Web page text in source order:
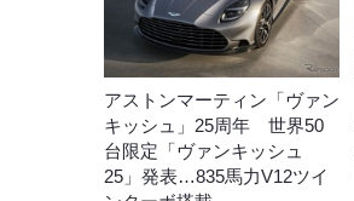
アストンマーティン「ヴァン
キッシュ」25周年 世界50
台限定「ヴァンキッシュ
25」発表…835馬力V12ツイ